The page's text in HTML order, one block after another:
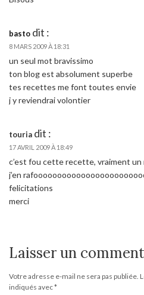
basto dit :
8 MARS 2009 À 18:31
un seul mot bravissimo
ton blog est absolument superbe
tes recettes me font toutes envie
j y reviendrai volontier
touria dit :
17 AVRIL 2009 À 18:49
c’est fou cette recette, vraiment
j’en
felicitations
merci
Laisser un
Votre adresse e-mail ne sera pas publiée.
indiqués avec*